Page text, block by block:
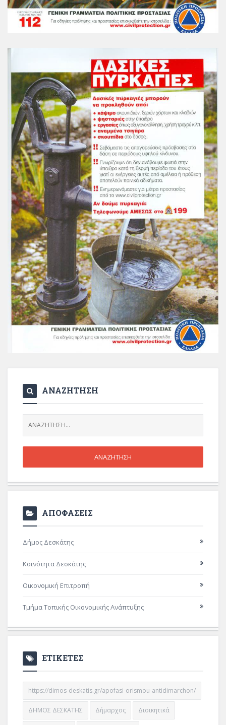
ΑΝΑΖΗΤΗΣΗ
ΑΠΟΦΑΣΕΙΣ
Δήμος Δεσκάτης
Κοινότητα Δεσκάτης
Οικονομική Επιτροπή
Τμήμα Τοπικής Οικονομικής Ανάπτυξης
ΕΤΙΚΕΤΕΣ
https://dimos-deskatis.gr/apofasi-orismou-antidimarchon/
ΔΗΜΟΣ ΔΕΣΚΑΤΗΣ Δήμαρχος Διοικητικά